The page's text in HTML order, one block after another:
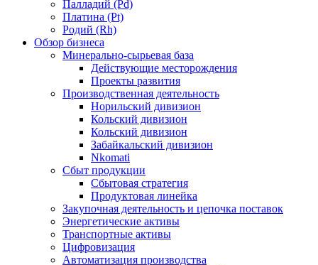
Палладий (Pd)
Платина (Pt)
Родий (Rh)
Обзор бизнеса
Минерально-сырьевая база
Действующие месторождения
Проекты развития
Производственная деятельность
Норильский дивизион
Кольский дивизион
Кольский дивизион
Забайкальский дивизион
Nkomati
Сбыт продукции
Сбытовая стратегия
Продуктовая линейка
Закупочная деятельность и цепочка поставок
Энергетические активы
Транспортные активы
Цифровизация
Автоматизация производства